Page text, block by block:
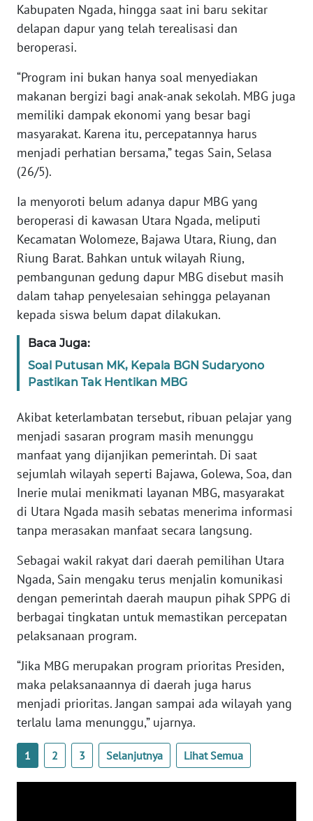
Kabupaten Ngada, hingga saat ini baru sekitar
delapan dapur yang telah terealisasi dan
beroperasi.
“Program ini bukan hanya soal menyediakan
makanan bergizi bagi anak-anak sekolah. MBG juga
memiliki dampak ekonomi yang besar bagi
masyarakat. Karena itu, percepatannya harus
menjadi perhatian bersama,” tegas Sain, Selasa
(26/5).
Ia menyoroti belum adanya dapur MBG yang
beroperasi di kawasan Utara Ngada, meliputi
Kecamatan Wolomeze, Bajawa Utara, Riung, dan
Riung Barat. Bahkan untuk wilayah Riung,
pembangunan gedung dapur MBG disebut masih
dalam tahap penyelesaian sehingga pelayanan
kepada siswa belum dapat dilakukan.
Baca Juga:
Soal Putusan MK, Kepala BGN Sudaryono
Pastikan Tak Hentikan MBG
Akibat keterlambatan tersebut, ribuan pelajar yang
menjadi sasaran program masih menunggu
manfaat yang dijanjikan pemerintah. Di saat
sejumlah wilayah seperti Bajawa, Golewa, Soa, dan
Inerie mulai menikmati layanan MBG, masyarakat
di Utara Ngada masih sebatas menerima informasi
tanpa merasakan manfaat secara langsung.
Sebagai wakil rakyat dari daerah pemilihan Utara
Ngada, Sain mengaku terus menjalin komunikasi
dengan pemerintah daerah maupun pihak SPPG di
berbagai tingkatan untuk memastikan percepatan
pelaksanaan program.
“Jika MBG merupakan program prioritas Presiden,
maka pelaksanaannya di daerah juga harus
menjadi prioritas. Jangan sampai ada wilayah yang
terlalu lama menunggu,” ujarnya.
1 2 3 Selanjutnya Lihat Semua
NTT
KEPRI
WN
PAPUA
WN
BARAT
WN
RIAU
WN
WN
JAMBI
SULTRA
WN
NTB
WN
SULTENG
SULBAR
WN
BABEL
SUMBAR
WN
SUMSEL
WN
BENGKULU